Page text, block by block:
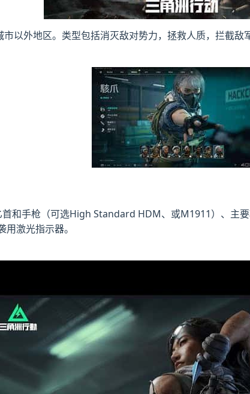
以外地区。类型包括消灭敌对势力，拯救人质，拦截
和手枪（可选High Standard HDM、或M1911）、主
激光指示器。